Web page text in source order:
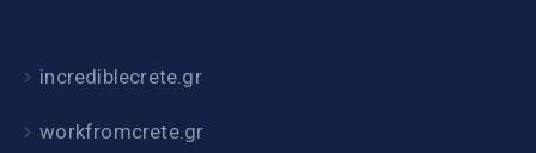
incrediblecrete.gr
workfromcrete.gr